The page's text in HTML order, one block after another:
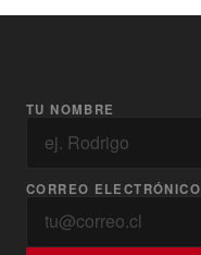
TU NOMBRE
CORREO ELECTRÓNICO